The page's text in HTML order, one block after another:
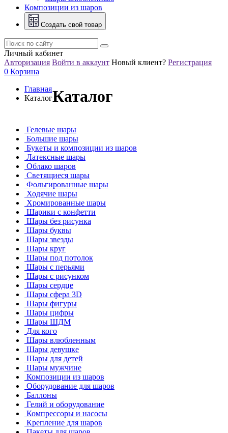
Композиции из шаров
Создать свой товар
Личный кабинет
Авторизация Войти в аккаунт Новый клиент? Регистрация
0 Корзина
Главная
КаталогКаталог
Гелевые шары
Большие шары
Букеты и композиции из шаров
Латексные шары
Облако шаров
Светящиеся шары
Фольгированные шары
Ходячие шары
Хромированные шары
Шарики с конфетти
Шары без рисунка
Шары буквы
Шары звезды
Шары круг
Шары под потолок
Шары с перьями
Шары с рисунком
Шары сердце
Шары сфера 3D
Шары фигуры
Шары цифры
Шары ШДМ
Для кого
Шары влюбленным
Шары девушке
Шары для детей
Шары мужчине
Композиции из шаров
Оборудование для шаров
Баллоны
Гелий и оборудование
Компрессоры и насосы
Крепление для шаров